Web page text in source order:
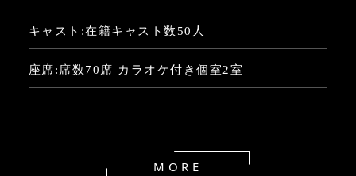
キャスト:在籍キャスト数50人
座席:席数70席 カラオケ付き個室2室
MORE